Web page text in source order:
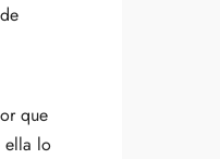
que
ella lo